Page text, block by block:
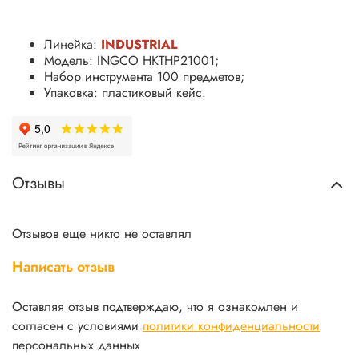
Линейка: INDUSTRIAL
Модель: INGCO HKTHP21001;
Набор инструмента 100 предметов;
Упаковка: пластиковый кейс.
Отзывы
Отзывов еще никто не оставлял
Написать отзыв
Оставляя отзыв подтверждаю, что я ознакомлен и
согласен с условиями политики конфиденциальности
персональных данных